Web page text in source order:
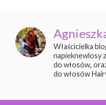
Właścicielka
napieknewlosy
do włosów,
do włosów